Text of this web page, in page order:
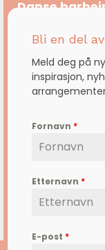
Danse
Vet du hvor
Hvor begavet
Hvor
annet enn
Ta av deg
Og dans
Og det vil
Bli en del
Meld deg på
inspirasjon,
Fornavn *
Etternavn *
E-post *